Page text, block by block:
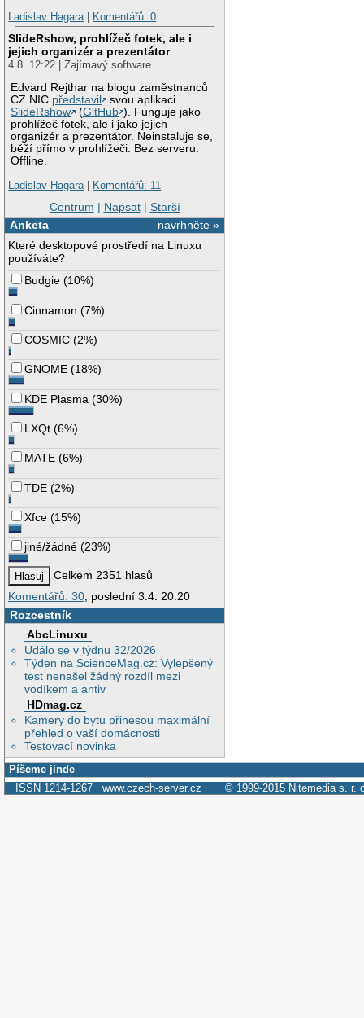
Ladislav Hagara| Komentářů: 0
SlideRshow, prohlížeč fotek, ale i
jejich organizér a prezentátor
4.8. 12:22 | Zajímavý software
Edvard Rejthar na blogu zaměstnanců
CZ.NIC představil
svou aplikaci
SlideRshow
(GitHub ). Funguje jako
prohlížeč fotek, ale i jako jejich
organizér a prezentátor. Neinstaluje se,
běží přímo v prohlížeči. Bez serveru.
Offline.
Ladislav Hagara| Komentářů: 11
Centrum | Napsat| Starší
navrhněte »
Anketa
Které desktopové prostředí na Linuxu
používáte?
Budgie (10%)
Cinnamon (7%)
COSMIC (2%)
GNOME (18%)
KDE Plasma (30%)
LXQt (6%)
MATE (6%)
TDE (2%)
Xfce (15%)
jiné/žádné (23%)
Celkem 2351 hlasů
Komentářů: 30 , poslední 3.4. 20:20
Rozcestník
AbcLinuxu
Událo se v týdnu 32/2026
Týden na ScienceMag.cz: Vylepšený
test nenašel žádný rozdíl mezi
vodíkem a antiv
HDmag.cz
Kamery do bytu přinesou maximální
přehled o vaší domácnosti
Testovací novinka
Píšeme jinde
ISSN 1214-1267 www.czech-server.cz © 1999-2015 Nitemedia s. r.